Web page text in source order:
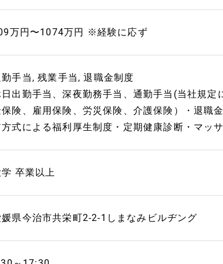
万円〜1074万円 ※経験に応ず
手当, 残業手当, 退職金制度
出勤手当、深夜勤務手当、通勤手当(当社規
険、雇用保険、労災保険、介護保険）・退職
式による福利厚生制度・定期健康診断・マッ
卒業以上
県今治市共栄町2-2-1しまなみビルヂング